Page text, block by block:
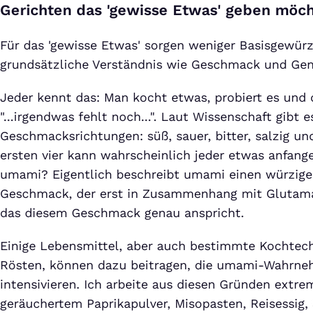
Gerichten das 'gewisse Etwas' geben
Für das 'gewisse Etwas' sorgen weniger
grundsätzliche Verständnis wie Geschmack und
Jeder kennt das: Man kocht etwas, probiert es und
"...irgendwas fehlt noch...". Laut Wissenschaft gibt
Geschmacksrichtungen: süß, sauer, bitter, salzig
ersten vier kann wahrscheinlich jeder etwas
umami? Eigentlich beschreibt umami einen
Geschmack, der erst in Zusammenhang mit
das diesem Geschmack genau anspricht.
Einige Lebensmittel, aber auch bestimmte
Rösten, können dazu beitragen, die umami-
intensivieren. Ich arbeite aus diesen Gründen
geräuchertem Paprikapulver, Misopasten, Reisessig,